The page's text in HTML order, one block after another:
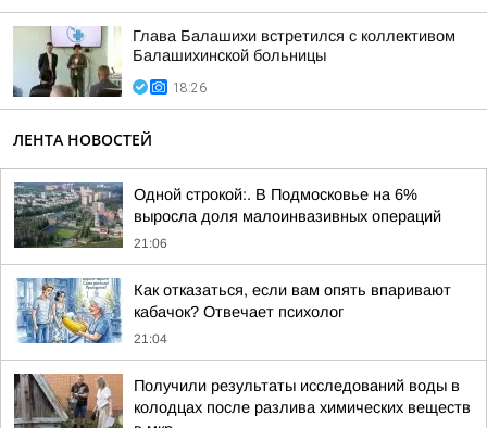
Глава Балашихи встретился с коллективом
Балашихинской больницы
18:26
ЛЕНТА НОВОСТЕЙ
Одной строкой:. В Подмосковье на 6%
выросла доля малоинвазивных операций
21:06
Как отказаться, если вам опять впаривают
кабачок? Отвечает психолог
21:04
Получили результаты исследований воды в
колодцах после разлива химических веществ